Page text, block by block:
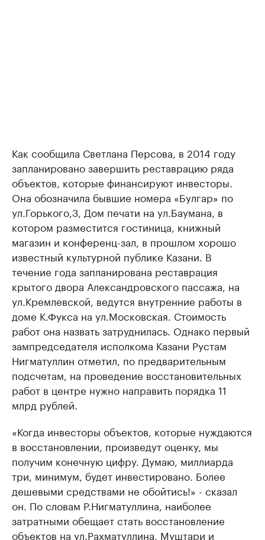
Как сообщила Светлана Персова, в 2014 году
запланировано завершить реставрацию ряда
объектов, которые финансируют инвесторы.
Она обозначила бывшие номера «Булгар» по
ул.Горького,3, Дом печати на ул.Баумана, в
котором разместится гостиница, книжный
магазин и конференц-зал, в прошлом хорошо
известный культурной публике Казани. В
течение года запланирована реставрация
крытого двора Александровского пассажа, на
ул.Кремлевской, ведутся внутренние работы в
доме К.Фукса на ул.Московская. Стоимость
работ она назвать затруднилась. Однако первый
зампредседателя исполкома Казани Рустам
Нигматуллин отметил, по предварительным
подсчетам, на проведение восстановительных
работ в центре нужно направить порядка 11
млрд рублей.
«Когда инвесторы объектов, которые нуждаются
в восстановлении, произведут оценку, мы
получим конечную цифру. Думаю, миллиарда
три, минимум, будет инвестировано. Более
дешевыми средствами не обойтись!» - сказал
он. По словам Р.Нигматуллина, наиболее
затратными обещает стать восстановление
объектов на ул.Рахматуллина, Муштари и